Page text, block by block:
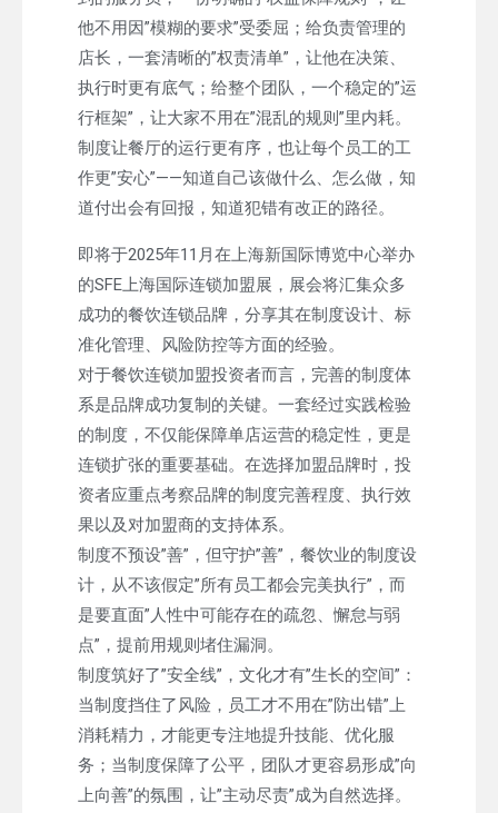
他不用因”模糊的要求”受委屈；给负责管理的
店长，一套清晰的”权责清单”，让他在决策、
执行时更有底气；给整个团队，一个稳定的”运
行框架”，让大家不用在”混乱的规则”里内耗。
制度让餐厅的运行更有序，也让每个员工的工
作更”安心”——知道自己该做什么、怎么做，知
道付出会有回报，知道犯错有改正的路径。
即将于2025年11月在上海新国际博览中心举办
的SFE上海国际连锁加盟展，展会将汇集众多
成功的餐饮连锁品牌，分享其在制度设计、标
准化管理、风险防控等方面的经验。
对于餐饮连锁加盟投资者而言，完善的制度体
系是品牌成功复制的关键。一套经过实践检验
的制度，不仅能保障单店运营的稳定性，更是
连锁扩张的重要基础。在选择加盟品牌时，投
资者应重点考察品牌的制度完善程度、执行效
果以及对加盟商的支持体系。
制度不预设”善”，但守护”善”，餐饮业的制度设
计，从不该假定”所有员工都会完美执行”，而
是要直面”人性中可能存在的疏忽、懈怠与弱
点”，提前用规则堵住漏洞。
制度筑好了”安全线”，文化才有”生长的空间”：
当制度挡住了风险，员工才不用在”防出错”上
消耗精力，才能更专注地提升技能、优化服
务；当制度保障了公平，团队才更容易形成”向
上向善”的氛围，让”主动尽责”成为自然选择。